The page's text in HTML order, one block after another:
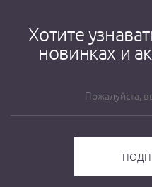
Хотите
новинках и